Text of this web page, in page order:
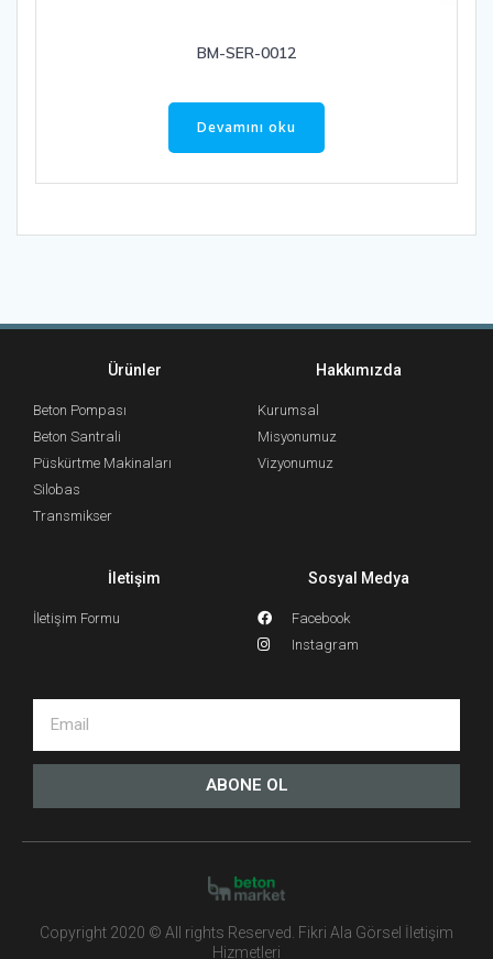
BM-SER-0012
Devamını oku
Ürünler
Beton Pompası
Beton Santrali
Püskürtme Makinaları
Silobas
Transmikser
Hakkımızda
Kurumsal
Misyonumuz
Vizyonumuz
İletişim
İletişim Formu
Sosyal Medya
Facebook
Instagram
ABONE OL
Copyright 2020 © All rights Reserved. Fikri Ala Görsel İletişim
Hizmetleri